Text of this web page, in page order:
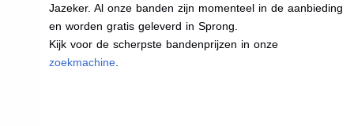
Jazeker. Al onze banden zijn momenteel in de aanbieding
en worden gratis geleverd in Sprong.
Kijk voor de scherpste bandenprijzen in onze
zoekmachine.